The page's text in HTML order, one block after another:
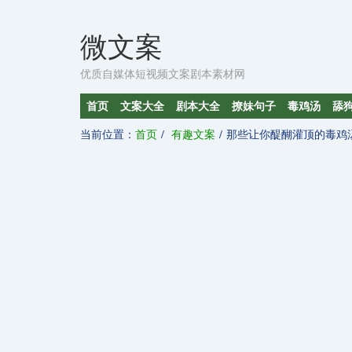
微文案
优质自媒体短视频文案剧本素材网
首页 文案大全 剧本大全 撩妹句子 毒鸡汤 舔
当前位置： 首页 有趣文案 那些让你醍醐灌顶的毒鸡